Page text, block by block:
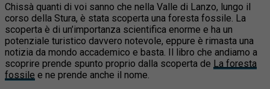
Chissà quanti di voi sanno che nella Valle di Lanzo, lungo il
corso della Stura, è stata scoperta una foresta fossile. La
scoperta è di un’importanza scientifica enorme e ha un
potenziale turistico davvero notevole, eppure è rimasta una
notizia da mondo accademico e basta. Il libro che andiamo a
scoprire prende spunto proprio dalla scoperta de La foresta
fossile e ne prende anche il nome.